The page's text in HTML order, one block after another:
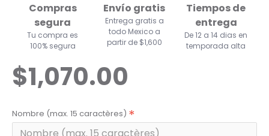
Compras
segura
Tu compra es
100% segura
Envío gratis
Entrega gratis a
todo Mexico a
partir de $1,600
Tiempos de
entrega
De 12 a 14 dias en
temporada alta
$1,070.00
Nombre (max. 15 caractères)